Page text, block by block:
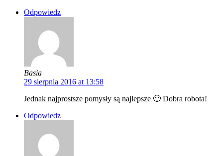
Odpowiedz
Basia
29 sierpnia 2016 at 13:58
Jednak najprostsze pomysły są najlepsze 🙂 Dobra robota!
Odpowiedz